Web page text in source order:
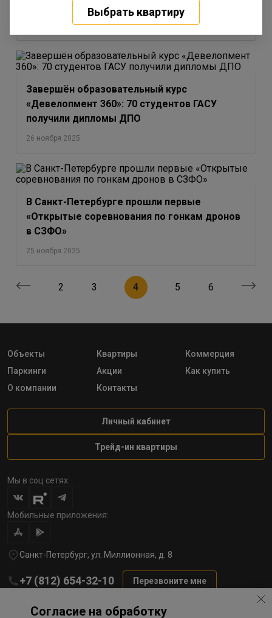
28 ноября 2025
Завершён образовательный курс
«Девелопмент 360»: 70 студентов ГАСУ
получили дипломы ДПО
26 ноября 2025
В Санкт-Петербурге прошли первые
«Открытые соревнования по гонкам дронов
в СЗФО»
25 ноября 2025
2 3 4 5 6
Объекты Квартиры
Коммерция
Паркинги
Акции
Как купить
О компании
Контакты
Личный кабинет
Трейд-ин квартиры
Мы в соц сетях:
Мобильные приложения:
Санкт-Петербург, ул. Миллионная, д. 8
+7 (812) 654-32-10 Перезвоните мне
Выбрать квартиру
Согласие на обработку